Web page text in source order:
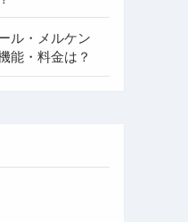
ル・メルケン
能・料金は？